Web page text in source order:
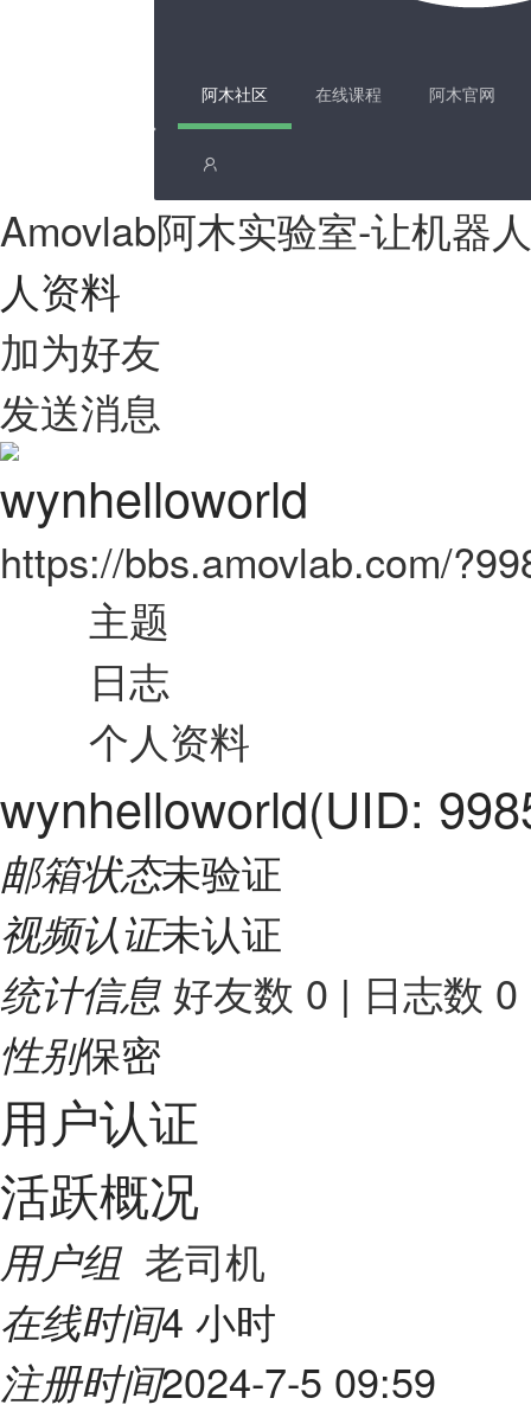
阿木社区 在线课程 阿木官网
Amovlab阿木实验室-让机器
人资料
加为好友
发送消息
wynhelloworld
https://bbs.amovlab.com/
主题
日志
个人资料
wynhelloworld(UID:
邮箱状态未验证
视频认证未认证
统计信息 好友数 0 | 日志数 0
性别保密
用户认证
活跃概况
用户组 老司机
在线时间4 小时
注册时间2024-7-5 09:59